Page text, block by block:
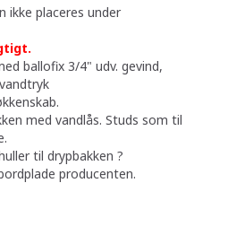
ikke placeres under
ballofix 3/4" udv. gevind​,​
med vandlås. Studs som til
til drypbakken ?
producenten.